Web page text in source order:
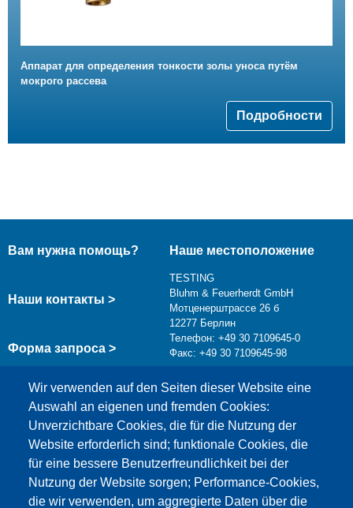
Аппарат для определения тонкости золы уноса путём
мокрого рассева
Подробности
Wir verwenden auf den Seiten dieser Website eine
Auswahl an eigenen und fremden Cookies:
Unverzichtbare Cookies, die für die Nutzung der
Website erforderlich sind; funktionale Cookies, die
für eine bessere Benutzerfreundlichkeit bei der
Nutzung der Website sorgen; Performance-Cookies,
die wir verwenden, um aggregierte Daten über die
Вам нужна помощь?
Наши контакты >
Форма запроса >
Наше местоположение
TESTING
Bluhm & Feuerherdt GmbH
Мотценерштрассе 26 б
12277 Берлин
Телефон: +49 30 7109645-0
Факс: +49 30 7109645-98
info@testing.de